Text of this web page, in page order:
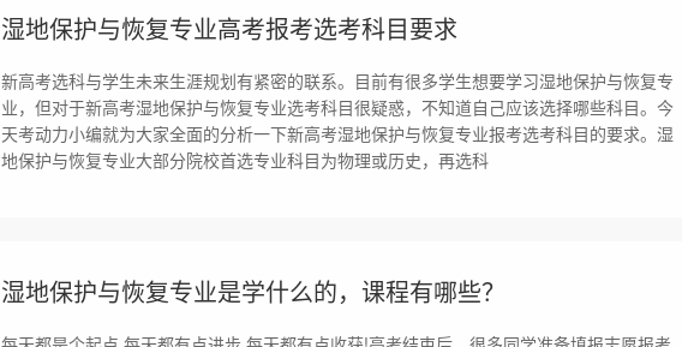
湿地保护与恢复专业高考报考选考科目要求
新高考选科与学生未来生涯规划有紧密的联系。目前有很多学生想要学习湿地保护与恢复专
业，但对于新高考湿地保护与恢复专业选考科目很疑惑，不知道自己应该选择哪些科目。今
天考动力小编就为大家全面的分析一下新高考湿地保护与恢复专业报考选考科目的要求。湿
地保护与恢复专业大部分院校首选专业科目为物理或历史，再选科
湿地保护与恢复专业是学什么的，课程有哪些？